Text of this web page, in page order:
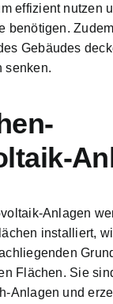
effizient nutzen
benötigen.
Gebäudes
senken.
Anlagen
installiert,
Flächen. Sie
Anlagen und